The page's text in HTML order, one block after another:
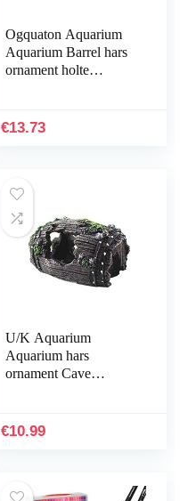
Ogquaton Aquarium
Aquarium Barrel hars
ornament holte
onderwater decoratie
€13.73
U/K Aquarium
Aquarium hars
ornament Cave
decor zwart M
€10.99